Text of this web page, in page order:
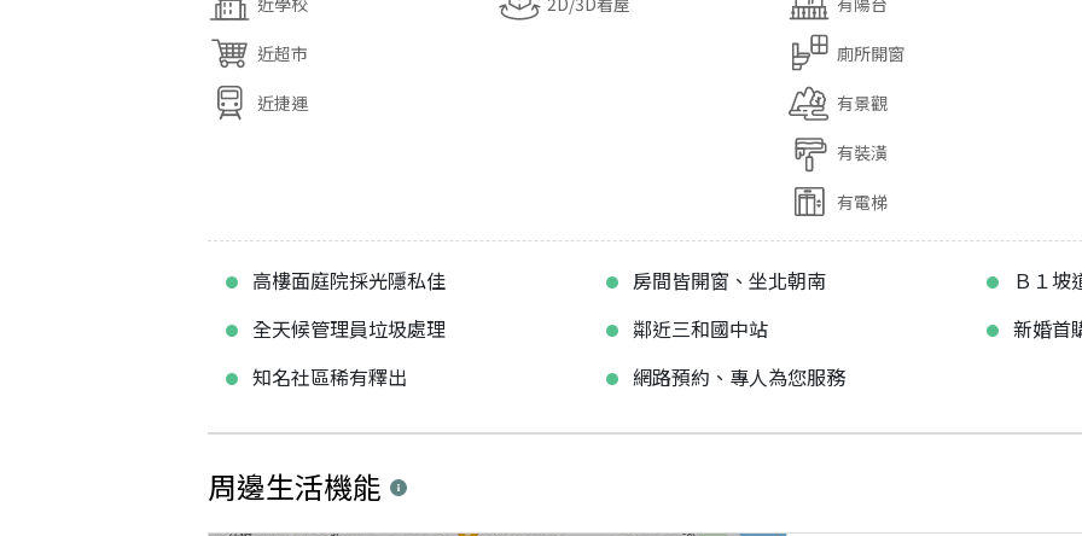
近超市
近捷運
廁所開窗
有景觀
有裝潢
有電梯
高樓面庭院採光隱私佳 房間皆開窗、坐北朝南
Ｂ１坡
全天候管理員垃圾處理
鄰近三和國中站
新婚首
知名社區稀有釋出
網路預約、專人為您服務
周邊生活機能